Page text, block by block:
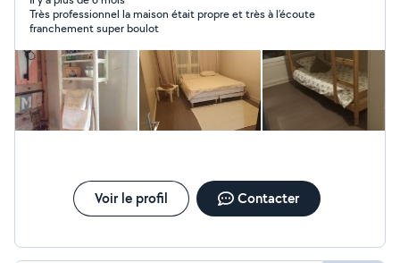
Très professionnel la maison était propre et très à l’écoute
franchement super boulot
Voir le profil Contacter